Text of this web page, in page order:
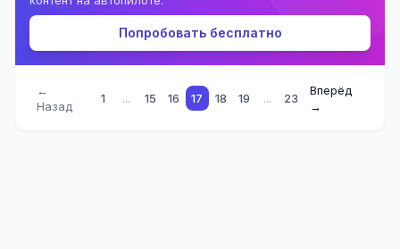
Попробовать бесплатно
←
Назад
1 ... 15 16 17 18 19 ... 23
Вперёд
→